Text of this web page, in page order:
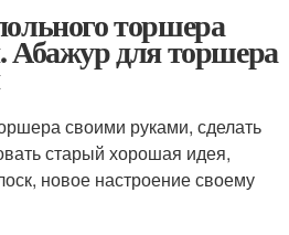
торшера
Абажур для торшера
своими руками, сделать
старый хорошая идея,
новое настроение своему